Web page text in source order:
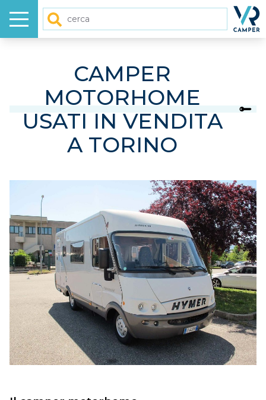
Menu
USATO
ARTICOLI
DOVE SIAMO
CONTATTI
CAMPER
MOTORHOME
USATI IN VENDITA
A TORINO